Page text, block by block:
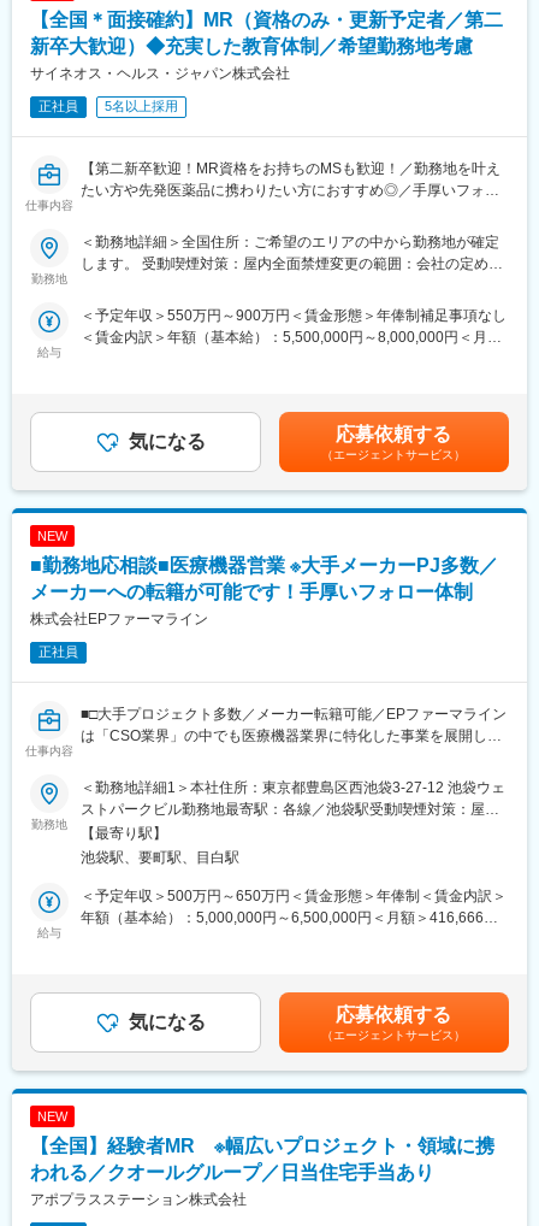
・有給取得率70%
・産休産後休暇取得率100%／育休復帰率95%
・医療系有資格者：1040名在籍
・従業員平均年齢：従業員平均年齢37.1歳
変更の範囲：会社の定める業務
医療機器営業時代に培った経験をそのまま活かしていただきま
す。
今までのご経験を活かせるプロジェクトをご提案いたします。
【EPファーマラインでキャリアを築くメリット】
業界のご経験があっても、会社が異なれば「当たり前」も異なり
ます。
1人のプロジェクトマネージャーが管理する営業は約20名程度で
あり、相談事があればいつでも連絡できる距離感です。
長期的な視点での相談も可能です。ぜひ頼ってください。
こそ実現ができていることであり、強みの部分です。
変更の範囲：会社の定める業務
【全国＊面接確約】MR（資格のみ・更新予定者／第二
新卒大歓迎）◆充実した教育体制／希望勤務地考慮
サイネオス・ヘルス・ジャパン株式会社
正社員 5名以上採用
仕事内容
【第二新卒歓迎！MR資格をお持ちのMSも歓迎！／勤務地を叶え
たい方や先発医薬品に携わりたい方におすすめ◎／手厚いフォロ
【はじめに】
浅い方もMRとしてスキルが身に着く環境です。外資製薬メーカー
やバイオベンチャーとの繋がりが強く最先端の医薬品に携われる
■充実したサポート体制：
配属後は担当マネージャーが丁寧に支援します。日々の仕事の悩
みや、キャリア形成の相談等、伴走者として活躍をサポートしま
す。また知識・スキルレベルを上げるために様々な研修をご用意
しています。
■エリアを跨ぐ転勤なし：
初任地希望だけでなく、エリアを跨いでの転勤はございません。
2ndプロジェクト以降も希望や適性に応じて、アサインを検討い
たします。
■明確な評価制度：
また、在籍年数が増えると永年勤続報奨金や四半期一時金などの
手当もアップします。つまり、やりがいや努力がきちんと報われ
【キャリアパス】
入社後は希望や経験に応じたプロジェクトに配属します。メーカ
ーからオファーを受けた場合、メーカーに転籍することも可能で
す。オファーや延長依頼があったとしても、別のプロジェクトに
談を通じて、その時々に応じたプロジェクトを提示するなどフレ
キシブルにキャリアが形成できます。その他、本社部門（マネー
【業務内容】
大手製薬会社などを中心としたクライアントのプロジェクトへの
配属です。担当エリアの医療機関（開業医、病院）を訪問して、
医師、薬剤師に課題解決するための医薬品情報を提供、副作用情
■新薬のプロモーション
■長期収載品の市場拡大
■ジェネリック医薬品のプロモーション
※プロジェクトの状況によっては、選考保留（ご紹介できるプロジ
勤務地
＜勤務地詳細＞全国住所：ご希望のエリアの中から勤務地が確定
します。 受動喫煙対策：屋内全面禁煙変更の範囲：会社の定める
給与
＜予定年収＞550万円～900万円＜賃金形態＞年俸制補足事項なし
＜賃金内訳＞年額（基本給）：5,500,000円～8,000,000円＜月額
支給）※ただし支給条件があります賃金はあくまでも目安の金額で
あり、選考を通じて上下する可能性があります。月給(月額)は固定
手当を含めた表記です。
気になる 応募依頼する
（エージェントサービス）
NEW
■勤務地応相談■医療機器営業 ※大手メーカーPJ多数／
メーカーへの転籍が可能です！手厚いフォロー体制
株式会社EPファーマライン
正社員
仕事内容
■□大手プロジェクト多数／メーカー転籍可能／EPファーマライン
は「CSO業界」の中でも医療機器業界に特化した事業を展開して
■募集概要：
EPファーマラインは「CSO業界」の中でも医療機器業界に特化し
た事業を展開している、国内でも数少ない大手企業です！現在医
療業界での営業経験をお持ちの方を対象に、医療機器の営業担当
を募集しております。
当社では大手メーカーの案件を数多く保有しており、カテーテ
医療業界内でのキャリアアップを考えている方、メーカーへの転
職を視野に入れている方等、全力でサポートいたしますので是非
■優良案件多数／メーカー転籍を支援
他社では見かけないような大手メーカーの案件や最先端製品の案
件を保有しています。また原則、将来的にクライアント先への転
勤務地
＜勤務地詳細1＞本社住所：東京都豊島区西池袋3-27-12 池袋ウェ
ストパークビル勤務地最寄駅：各線／池袋駅受動喫煙対策：屋内
全面禁煙＜勤務地詳細2＞全国勤務(希望勤務地考慮)住所：全国に
営業所がございます。配属先は入社後に確定します。希望勤務地
より異なります。）変更の範囲：会社の定める事業所
【最寄り駅】
池袋駅、要町駅、目白駅
給与
＜予定年収＞500万円～650万円＜賃金形態＞年俸制＜賃金内訳＞
年額（基本給）：5,000,000円～6,500,000円＜月額＞416,666円
気になる 応募依頼する
（エージェントサービス）
NEW
【全国】経験者MR ※幅広いプロジェクト・領域に携
われる／クオールグループ／日当住宅手当あり
アポプラスステーション株式会社